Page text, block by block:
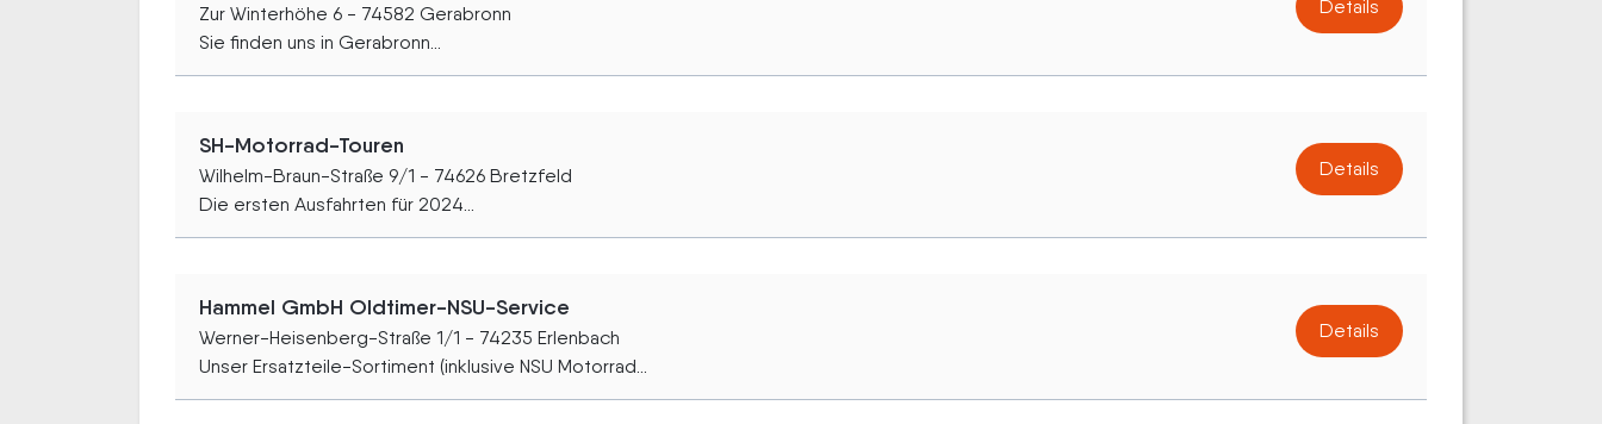
Zur Winterhöhe 6 - 74582 Gerabronn
Sie finden uns in Gerabronn...
Details
SH-Motorrad-Touren
Wilhelm-Braun-Straße 9/1 - 74626 Bretzfeld
Die ersten Ausfahrten für 2024...
Details
Hammel GmbH Oldtimer-NSU-Service
Werner-Heisenberg-Straße 1/1 - 74235 Erlenbach
Unser Ersatzteile-Sortiment (inklusive NSU Motorrad...
Details